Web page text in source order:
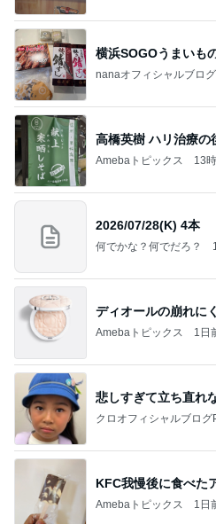
横浜SOGOうまいも
nanaオフィシャルブロ
高橋英樹 ハリ治療の
Amebaトピックス 13
2026/07/28(K) 4本
何でかな？何でだろ？
ディオールの崩れに
Amebaトピックス 1日
悲しすぎて立ち直れ
クロオフィシャルブロ
KFC我慢後に食べた
Amebaトピックス 1日